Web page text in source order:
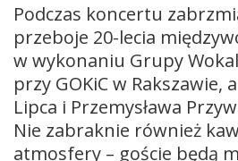
Podczas koncertu
przeboje 20-lecia
w wykonaniu Grupy
przy GOKiC w Rakszawie,
Lipca i Przemysława
Nie zabraknie również
atmosfery – goście będą